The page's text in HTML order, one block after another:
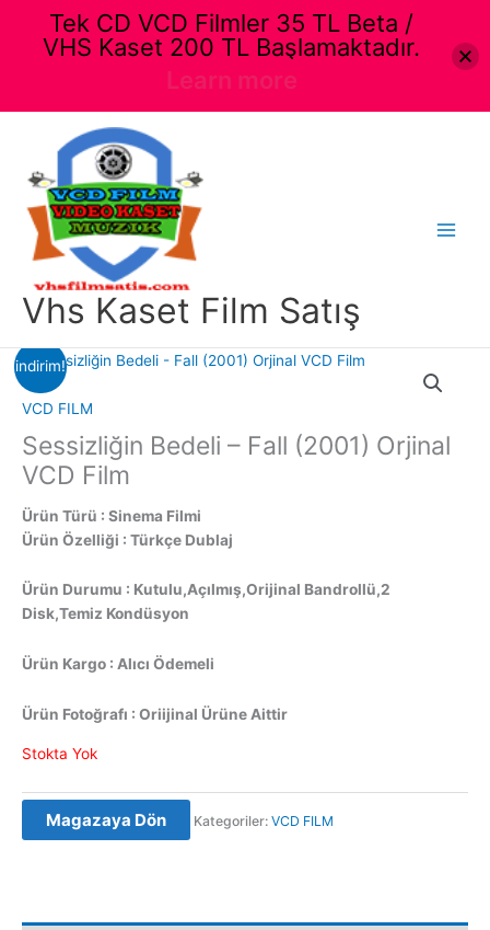
Vhs Kaset Film Satış
indirim!
VCD FILM
Sessizliğin Bedeli – Fall (2001) Orjinal
VCD Film
Ürün Türü : Sinema Filmi
Ürün Özelliği : Türkçe Dublaj
Ürün Durumu : Kutulu,Açılmış,Orijinal Bandrollü,2
Disk,Temiz Kondüsyon
Ürün Kargo : Alıcı Ödemeli
Ürün Fotoğrafı : Oriijinal Ürüne Aittir
Stokta Yok
Magazaya Dön Kategoriler: VCD FILM
Tek CD VCD Filmler 35 TL Beta /
VHS Kaset 200 TL Başlamaktadır.
Learn more